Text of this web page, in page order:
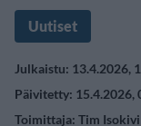
Uutiset
Julkaistu: 13.4.2026,
Päivitetty: 15.4.2026,
Toimittaja: Tim Isokivi